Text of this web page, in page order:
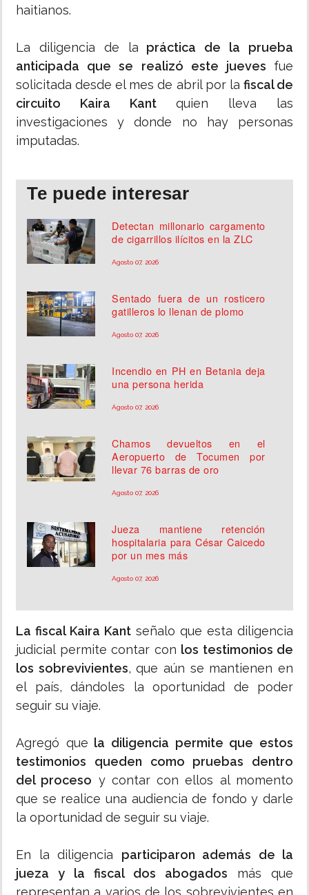
haitianos.
La diligencia de la práctica de la prueba
anticipada que se realizó este jueves fue
solicitada desde el mes de abril por la fiscal de
circuito Kaira Kantquien lleva las
investigaciones y donde no hay personas
imputadas.
Te puede interesar
Detectan millonario cargamento
de cigarrillos ilícitos en la ZLC
Agosto 07, 2026
Sentado fuera de un rosticero
gatilleros lo llenan de plomo
Agosto 07, 2026
Incendio en PH en Betania deja
una persona herida
Agosto 07, 2026
Chamos devueltos en el
Aeropuerto de Tocumen por
llevar 76 barras de oro
Agosto 07, 2026
Jueza mantiene retención
hospitalaria para César Caicedo
por un mes más
Agosto 07, 2026
La fiscal Kaira Kant señalo que esta diligencia
judicial permite contar con los testimonios de
los sobrevivientes, que aún se mantienen en
el país, dándoles la oportunidad de poder
seguir su viaje.
Agregó que la diligencia permite que estos
testimonios queden como pruebas dentro
del proceso y contar con ellos al momento
que se realice una audiencia de fondo y darle
la oportunidad de seguir su viaje.
En la diligencia participaron además de la
jueza y la fiscal dos abogados más que
representan a varios de los sobrevivientes en